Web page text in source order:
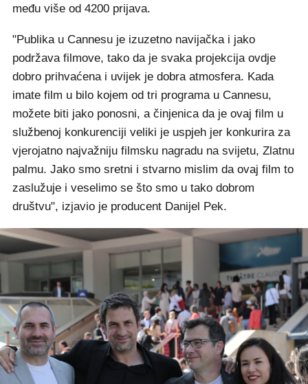
među više od 4200 prijava.
"Publika u Cannesu je izuzetno navijačka i jako
podržava filmove, tako da je svaka projekcija ovdje
dobro prihvaćena i uvijek je dobra atmosfera. Kada
imate film u bilo kojem od tri programa u Cannesu,
možete biti jako ponosni, a činjenica da je ovaj film u
službenoj konkurenciji veliki je uspjeh jer konkurira za
vjerojatno najvažniju filmsku nagradu na svijetu, Zlatnu
palmu. Jako smo sretni i stvarno mislim da ovaj film to
zaslužuje i veselimo se što smo u tako dobrom
društvu", izjavio je producent Danijel Pek.